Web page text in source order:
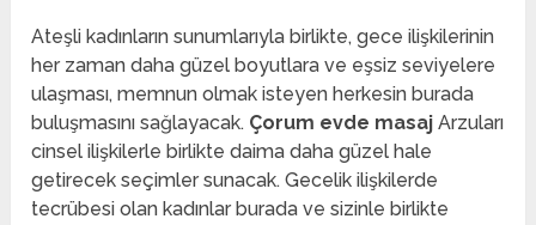
Ateşli kadınların sunumlarıyla birlikte, gece ilişkilerinin
her zaman daha güzel boyutlara ve eşsiz seviyelere
ulaşması, memnun olmak isteyen herkesin burada
buluşmasını sağlayacak. Çorum evde masaj Arzuları
cinsel ilişkilerle birlikte daima daha güzel hale
getirecek seçimler sunacak. Gecelik ilişkilerde
tecrübesi olan kadınlar burada ve sizinle birlikte